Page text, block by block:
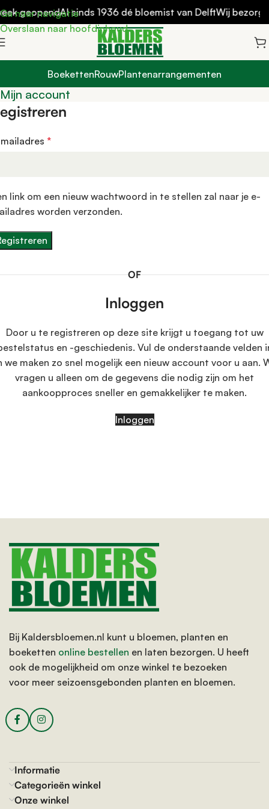
Ga naar navigatie
Overslaan naar hoofdinhoud
geopendAl sinds 1936 dé bloemist van DelftWij
BoekettenRouwPlantenarrangementen
Mijn account
*
link om een nieuw wachtwoord in te stellen zal naar je e-
worden verzonden.
OF
Inloggen
Door u te registreren op deze site krijgt u toegang tot uw
en -geschiedenis. Vul de onderstaande velden
we maken zo snel mogelijk een nieuw account voor u aan.
vragen u alleen om de gegevens die nodig zijn om het
aankoopproces sneller en gemakkelijker te maken.
Inloggen
Bij Kaldersbloemen.nl kunt u bloemen, planten en
boeketten online bestellen en laten bezorgen. U heeft
ook de mogelijkheid om onze winkel te bezoeken
voor meer seizoensgebonden planten en bloemen.
Informatie
Categorieën winkel
Onze winkel